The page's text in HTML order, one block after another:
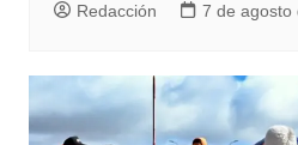
Redacción 7 de agosto